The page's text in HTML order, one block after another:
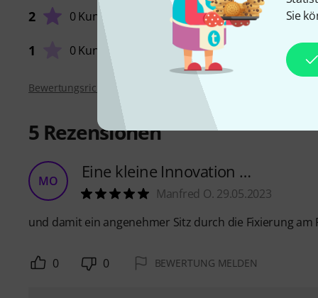
Sie
2 0 Kunden
1 0 Kunden
Bewertungsrichtlinien
5 Rezensionen
MO Eine kleine Innovation …
Manfred O. 29.05.2023
und damit ein angenehmer Sitz durch die Fixierung
0 0 BEWERTUNG MELDEN